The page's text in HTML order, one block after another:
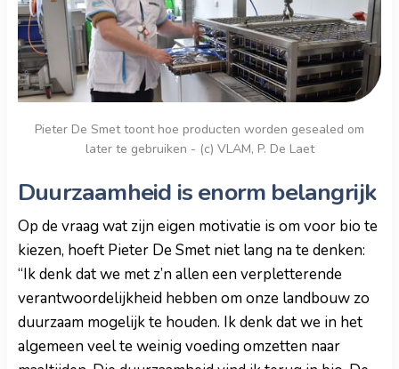
Pieter De Smet toont hoe producten worden gesealed om
later te gebruiken - (c) VLAM, P. De Laet
Duurzaamheid is enorm belangrijk
Op de vraag wat zijn eigen motivatie is om voor bio te
kiezen, hoeft Pieter De Smet niet lang na te denken:
“Ik denk dat we met z’n allen een verpletterende
verantwoordelijkheid hebben om onze landbouw zo
duurzaam mogelijk te houden. Ik denk dat we in het
algemeen veel te weinig voeding omzetten naar